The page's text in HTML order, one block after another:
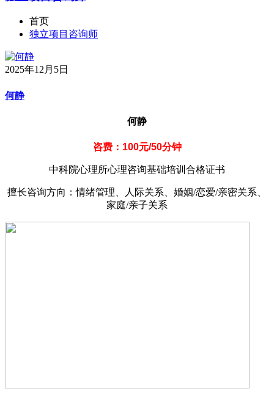
首页
独立项目咨询师
2025年12月5日
何静
何静
咨费：100元/50分钟
中科院心理所心理咨询基础培训合格证书
擅长咨询方向：情绪管理、人际关系、婚姻/恋爱/亲密关系、
家庭/亲子关系